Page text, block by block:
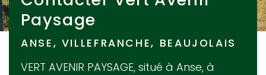
Paysage
ANSE, VILLEFRANCHE, BEAUJOLAIS
VERT AVENIR PAYSAGE, situé à Anse, à